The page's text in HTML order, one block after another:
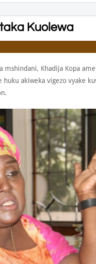
Kuolewa
mshindani, Khadija Kopa
akiweka vigezo vyake